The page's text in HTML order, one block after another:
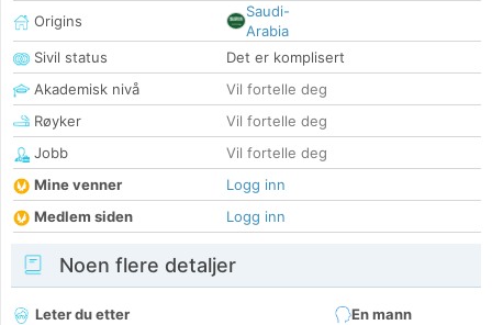
Origins
Saudi-
Arabia
Sivil status
Det er komplisert
Akademisk nivå
Vil fortelle deg
Røyker
Vil fortelle deg
Jobb
Vil fortelle deg
Mine venner
Logg inn
Medlem siden
Logg inn
Noen flere detaljer
Leter du etter
En mann